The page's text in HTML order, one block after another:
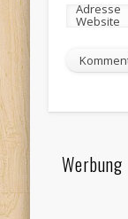
Adresse
Website
Werbung